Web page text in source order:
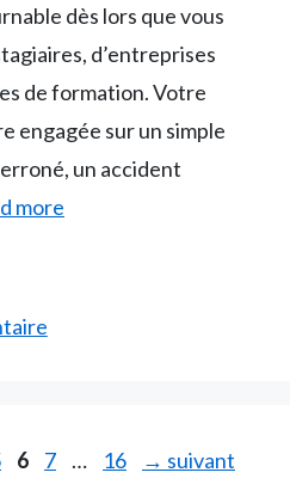
dès lors que vous
d’entreprises
de formation. Votre
engagée sur un simple
un accident
more
Page
6 Page
7 … Page
16 → suivant